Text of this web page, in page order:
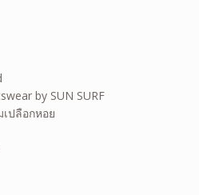
by SUN SURF
ปลือกหอย